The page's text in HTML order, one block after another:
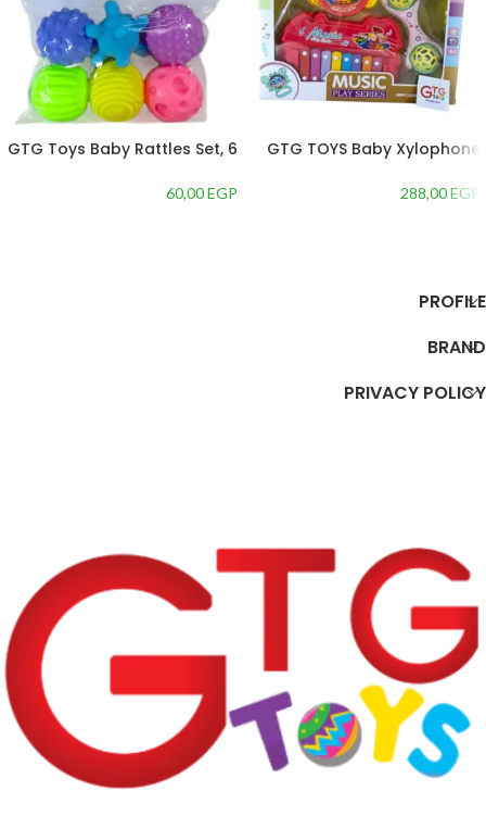
GTG TOYS Baby Xylophone
288,00EGP
GTG Toys Baby Rattles Set, 6
60,00EGP
PROFILE
BRAND
PRIVACY POLICY